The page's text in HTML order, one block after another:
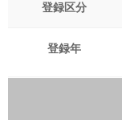
登録区分
登録年